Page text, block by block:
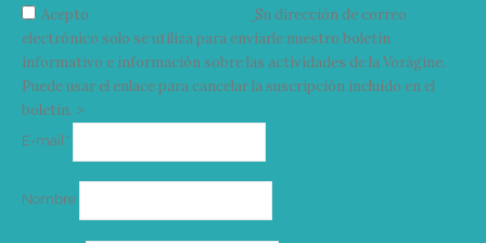
Acepto
Su dirección de correo
electrónico solo se utiliza para enviarle nuestro boletín
informativo e información sobre las actividades de la Vorágine.
Puede usar el enlace para cancelar la suscripción incluido en el
boletín. >
E-mail*
Nombre